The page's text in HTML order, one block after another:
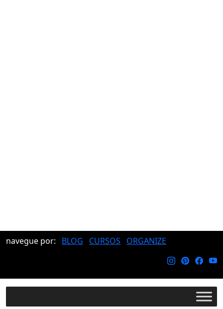
navegue por: BLOG CURSOS ORGANIZE